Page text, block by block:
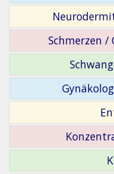
Schmerzen /